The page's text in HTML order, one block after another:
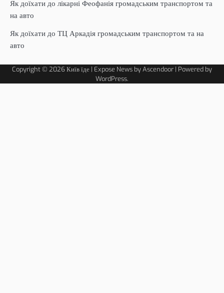
Як доїхати до лікарні Феофанія громадським транспортом та
на авто
Як доїхати до ТЦ Аркадія громадським транспортом та на
авто
Copyright © 2026Київ їде | Expose News byAscendoor | Powered by
WordPress.